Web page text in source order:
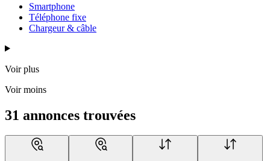
Smartphone
Téléphone fixe
Chargeur & câble
Voir plus
Voir moins
31 annonces trouvées